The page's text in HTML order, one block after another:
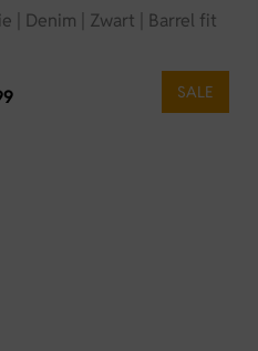
SALE
| Denim | Zwart | Barrel fit